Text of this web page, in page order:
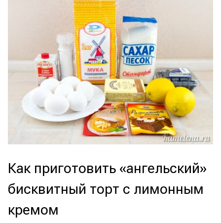
Как приготовить «ангельский»
бисквитный торт с лимонным
кремом